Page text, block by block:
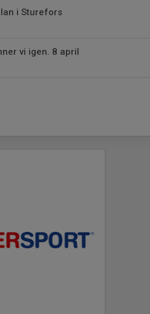
i Sturefors
vi igen. 8 april